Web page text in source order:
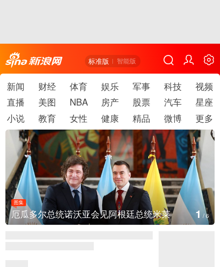
标准版 智能版
新闻 财经 体育 娱乐 军事 科技
视频
直播
美图 NBA 房产 股票 汽车
星座
小说
教育 女性 健康 精品 微博 更多
图集
厄瓜多尔总统诺沃亚会见阿根廷总统米莱 1/6